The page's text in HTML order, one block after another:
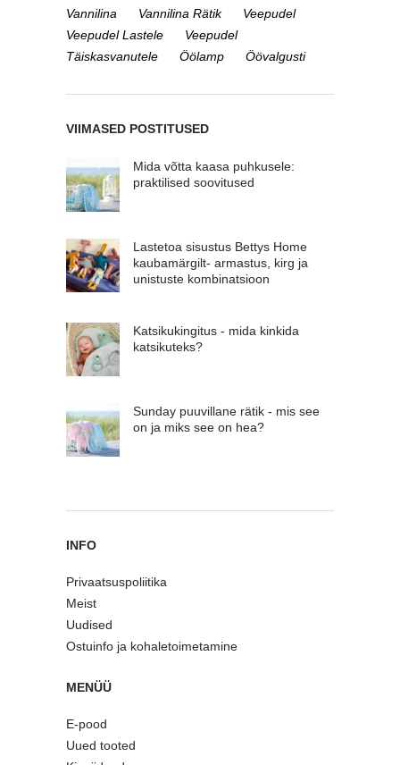
Vannilina
Vannilina Rätik
Veepudel
Veepudel Lastele
Veepudel
Täiskasvanutele
Öölamp Öövalgusti
VIIMASED POSTITUSED
Mida võtta kaasa puhkusele:
praktilised soovitused
Lastetoa sisustus Bettys Home
kaubamärgilt- armastus, kirg ja
unistuste kombinatsioon
Katsikukingitus - mida kinkida
katsikuteks?
Sunday puuvillane rätik - mis see
on ja miks see on hea?
INFO
Privaatsuspoliitika
Meist
Uudised
Ostuinfo ja kohaletoimetamine
MENÜÜ
E-pood
Uued tooted